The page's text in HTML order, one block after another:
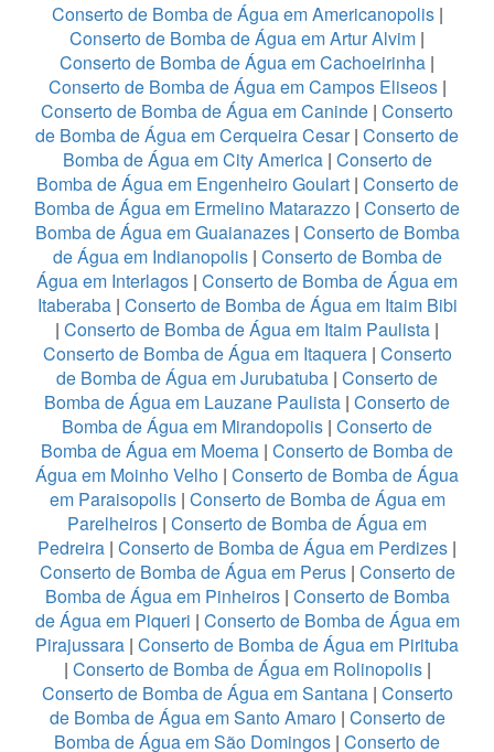
Conserto de Bomba de Água em Americanopolis |
Conserto de Bomba de Água em Artur Alvim |
Conserto de Bomba de Água em Cachoeirinha |
Conserto de Bomba de Água em Campos Eliseos |
Conserto de Bomba de Água em Caninde | Conserto
de Bomba de Água em Cerqueira Cesar| Conserto de
Bomba de Água em City America | Conserto de
Bomba de Água em Engenheiro Goulart | Conserto de
Bomba de Água em Ermelino Matarazzo | Conserto de
Bomba de Água em Guaianazes| Conserto de Bomba
de Água em Indianopolis| Conserto de Bomba de
Água em Interlagos | Conserto de Bomba de Água em
Itaberaba| Conserto de Bomba de Água em Itaim Bibi
| Conserto de Bomba de Água em Itaim Paulista |
Conserto de Bomba de Água em Itaquera| Conserto
de Bomba de Água em Jurubatuba | Conserto de
Bomba de Água em Lauzane Paulista | Conserto de
Bomba de Água em Mirandopolis | Conserto de
Bomba de Água em Moema | Conserto de Bomba de
Água em Moinho Velho | Conserto de Bomba de Água
em Paraisopolis| Conserto de Bomba de Água em
Parelheiros | Conserto de Bomba de Água em
Pedreira | Conserto de Bomba de Água em Perdizes |
Conserto de Bomba de Água em Perus| Conserto de
Bomba de Água em Pinheiros| Conserto de Bomba
de Água em Piqueri | Conserto de Bomba de Água em
Pirajussara | Conserto de Bomba de Água em Pirituba
| Conserto de Bomba de Água em Rolinopolis|
Conserto de Bomba de Água em Santana| Conserto
de Bomba de Água em Santo Amaro| Conserto de
Bomba de Água em São Domingos | Conserto de